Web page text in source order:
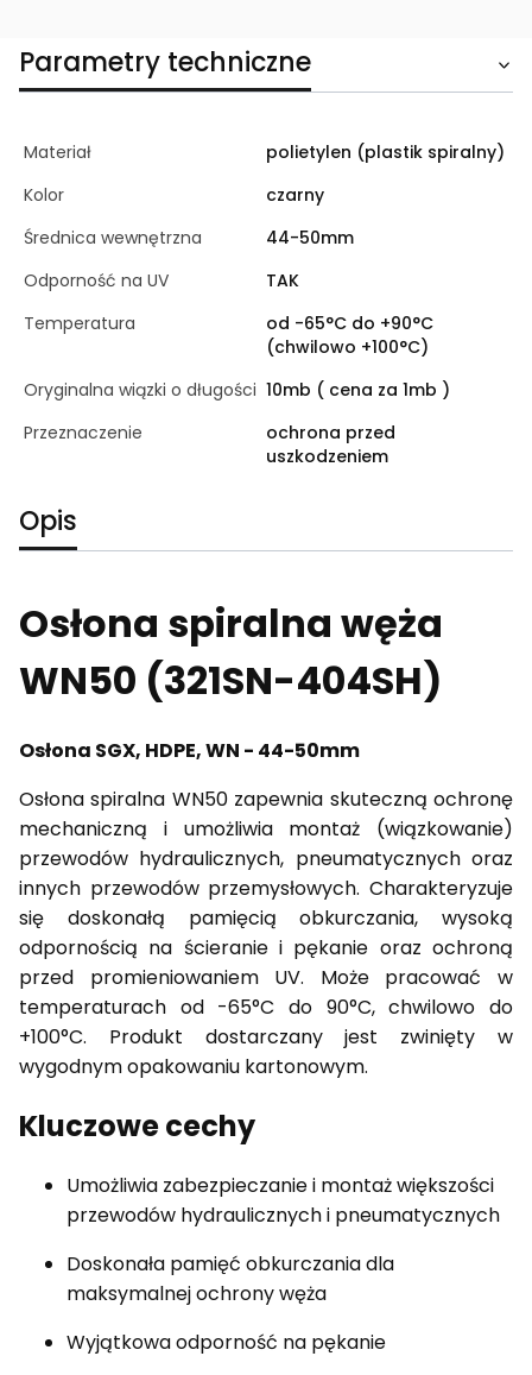
Parametry techniczne
Materiał
polietylen (plastik spiralny)
Kolor
czarny
Średnica wewnętrzna
44-50mm
Odporność na UV
TAK
Temperatura
od -65°C do +90°C
(chwilowo +100°C)
Oryginalna wiązki o długości 10mb ( cena za 1mb )
Przeznaczenie
ochrona przed
uszkodzeniem
Opis
Osłona spiralna węża
WN50 (321SN-404SH)
Osłona SGX, HDPE, WN - 44-50mm
Osłona spiralna WN50 zapewnia skuteczną ochronę
mechaniczną i umożliwia montaż (wiązkowanie)
przewodów hydraulicznych, pneumatycznych oraz
innych przewodów przemysłowych. Charakteryzuje
się doskonałą pamięcią obkurczania, wysoką
odpornością na ścieranie i pękanie oraz ochroną
przed promieniowaniem UV. Może pracować w
temperaturach od -65°C do 90°C, chwilowo do
+100°C. Produkt dostarczany jest zwinięty w
wygodnym opakowaniu kartonowym.
Kluczowe cechy
Umożliwia zabezpieczanie i montaż większości
przewodów hydraulicznych i pneumatycznych
Doskonała pamięć obkurczania dla
maksymalnej ochrony węża
Wyjątkowa odporność na pękanie